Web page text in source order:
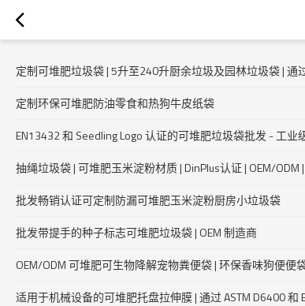
定制可堆肥垃圾袋 | 5升至240升厨余垃圾及园林垃圾袋 | 通
定制环保可堆肥防油零食和热狗牛皮纸袋
EN13432 和 Seedling Logo 认证的可堆肥垃圾袋批发 - 工
抽绳垃圾袋 | 可堆肥玉米淀粉材质 | DinPlus认证 | OEM/ODM
批发畅销认证可定制防漏可堆肥玉米淀粉厨房小垃圾袋
批发带提手的种子标志可堆肥垃圾袋 | OEM 制造商
OEM/ODM 可堆肥可生物降解宠物粪便袋 | 环保香味狗便
适用于机械设备的可堆肥托盘拉伸膜 | 通过 ASTM D6400